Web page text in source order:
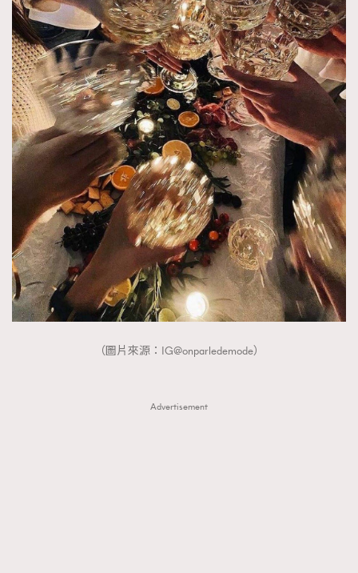
TRENDING
AFrenchMind
DressLikeAParisienne
（圖片來源：IG@onparledemode）
Advertisement